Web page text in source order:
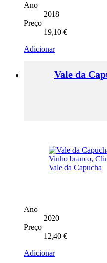
Ano
2018
Preço
19,10 €
Adicionar
Vale da
Ano
2020
Preço
12,40 €
Adicionar